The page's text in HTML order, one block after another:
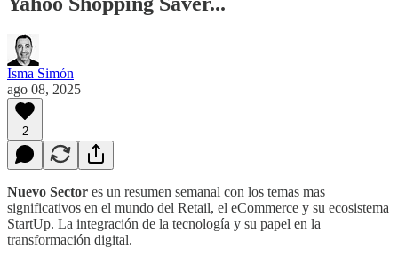
Isma Simón
ago 08, 2025
2
Nuevo Sector es un resumen semanal con los temas mas
significativos en el mundo del Retail, el eCommerce y su ecosistema
StartUp. La integración de la tecnología y su papel en la
transformación digital.